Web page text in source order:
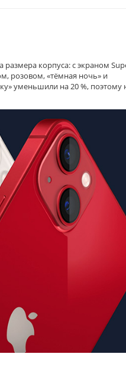
корпуса: с экраном
розовом, «тёмная ночь» и
уменьшили на 20 %, поэтому